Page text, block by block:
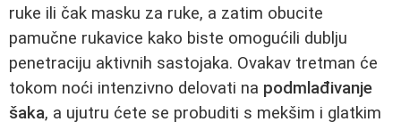
ruke ili čak masku za ruke, a zatim obucite
pamučne rukavice kako biste omogućili dublju
penetraciju aktivnih sastojaka. Ovakav tretman će
tokom noći intenzivno delovati na podmlađivanje
šaka, a ujutru ćete se probuditi s mekšim i glatkim